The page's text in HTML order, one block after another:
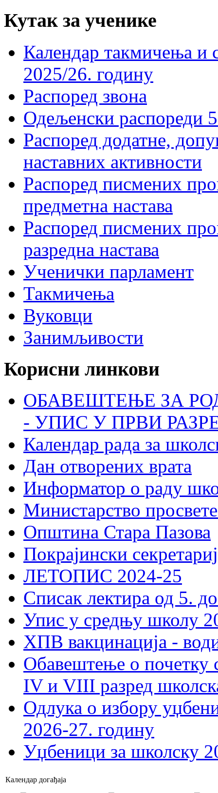
Кутак за ученике
Календар такмичења
2025/26. годину
Распоред звона
Одељенски распореди
Распоред додатне,
наставних активности
Распоред писмених
предметна настава
Распоред писмених
разредна настава
Ученички парламент
Такмичења
Вуковци
Занимљивости
Корисни линкови
ОБАВЕШТЕЊЕ ЗА
- УПИС У ПРВИ
Календар рада за
Дан отворених врата
Информатор о раду
Министарство
Општина Стара Пазова
Покрајински
ЛЕТОПИС 2024-25
Списак лектира од 5.
Упис у средњу школу
ХПВ вакцинација -
Обавештење о почетку
IV и VIII разред
Одлука о избору
2026-27. годину
Уџбеници за школску
Календар догађаја